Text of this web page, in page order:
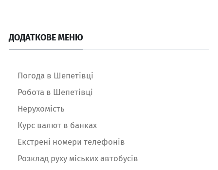
ДОДАТКОВЕ МЕНЮ
Погода в Шепетівці
Робота в Шепетівці
Нерухомість
Курс валют в банках
Екстрені номери телефонів
Розклад руху міських автобусів